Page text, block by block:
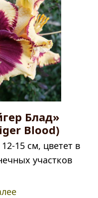
Блад»
Blood)
15 см, цветет в
участков